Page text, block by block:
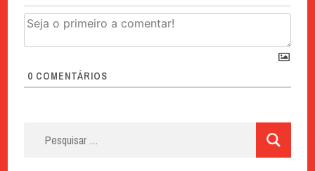
0 COMENTÁRIOS